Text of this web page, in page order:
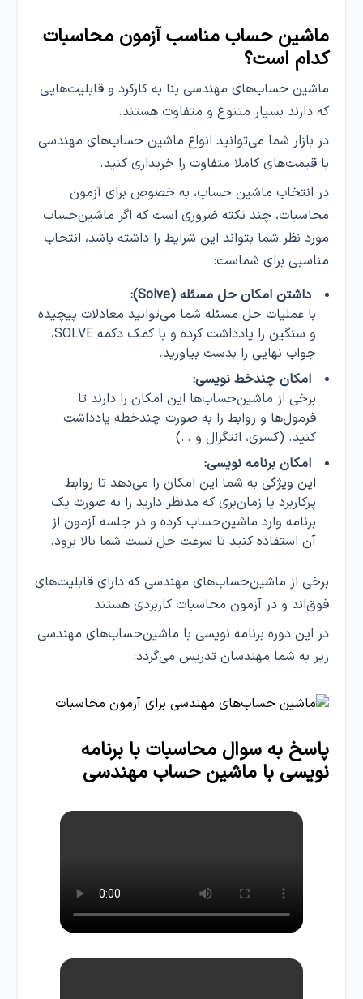
ماشین حساب مناسب آزمون محاسبات
کدام است؟
ماشین‌ حساب‌های مهندسی بنا به کارکرد و قابلیت‌هایی
که دارند بسیار متنوع و متفاوت هستند.
در بازار شما می‌توانید انواع ماشین‌ حساب‌های مهندسی
با قیمت‌های کاملا متفاوت را خریداری کنید.
در انتخاب ماشین حساب، به خصوص برای آزمون
محاسبات، چند نکته ضروری است که اگر ماشین‌حساب
مورد نظر شما بتواند این شرایط را داشته باشد، انتخاب
مناسبی برای شماست:
داشتن امکان حل مسئله (Solve):
با عملیات حل مسئله شما می‌توانید معادلات پیچیده
و سنگین را یادداشت کرده و با کمک دکمه SOLVE،
جواب نهایی را بدست بیاورید.
امکان چندخط نویسی:
برخی از ماشین‌حساب‌ها این امکان را دارند تا
فرمول‌ها و روابط را به صورت چندخطه یادداشت
کنید. (کسری، انتگرال و …)
امکان برنامه نویسی:
این ویژگی به شما این امکان را می‌دهد تا روابط
پرکاربرد یا زمان‌بری که مدنظر دارید را به صورت یک
برنامه وارد ماشین‌حساب کرده و در جلسه آزمون از
آن استفاده کنید تا سرعت حل تست شما بالا برود.
برخی از ماشین‌حساب‌‌های مهندسی که دارای قابلیت‌های
فوق‌اند و در آزمون محاسبات کاربردی هستند.
در این دوره برنامه‌ نویسی با ماشین‌حساب‌های مهندسی
زیر به شما مهندسان تدریس می‌گردد:
پاسخ به سوال محاسبات با برنامه
نویسی با ماشین حساب مهندسی